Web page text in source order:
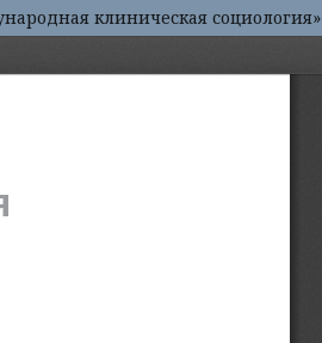
клиниче­ская со­цио­ло­гия»